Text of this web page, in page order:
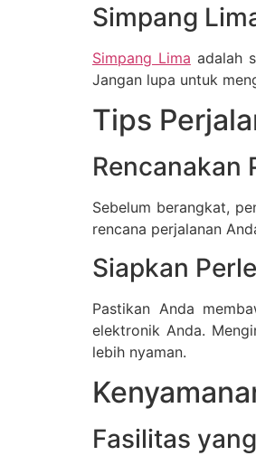
Simpang
Simpang Lima adalah
Jangan lupa untuk
Tips
Rencanakan
Sebelum berangkat,
rencana perjalanan
Siapkan
Pastikan Anda
elektronik Anda.
lebih nyaman.
Fasilitas